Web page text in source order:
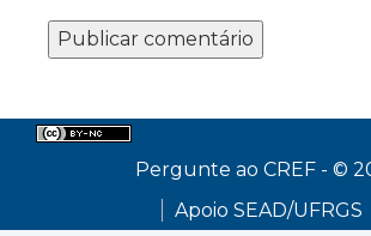
Pergunte ao CREF - ©
Apoio SEAD/UFRGS